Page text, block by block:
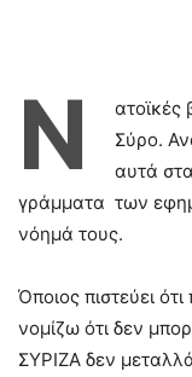
Ν
ατοϊκές
Σύρο.
αυτά
γράμματα των
νόημά τους.
Όποιος πιστεύει
νομίζω ότι δεν
ΣΥΡΙΖΑ δεν